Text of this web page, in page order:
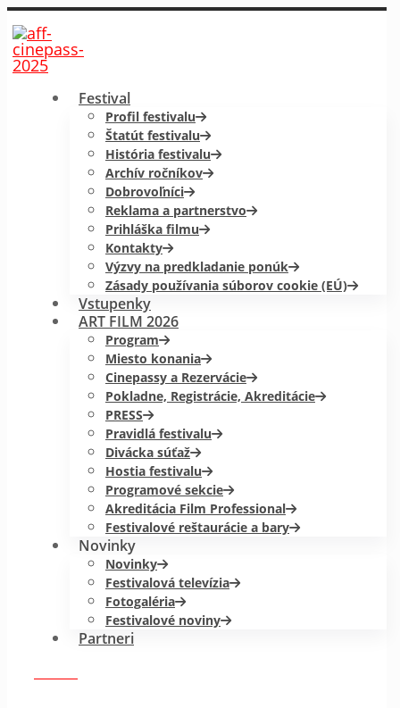
Festival
Profil festivalu
Štatút festivalu
História festivalu
Archív ročníkov
Dobrovoľníci
Reklama a partnerstvo
Prihláška filmu
Kontakty
Výzvy na predkladanie ponúk
Zásady používania súborov cookie (EÚ)
Vstupenky
ART FILM 2026
Program
Miesto konania
Cinepassy a Rezervácie
Pokladne, Registrácie, Akreditácie
PRESS
Pravidlá festivalu
Divácka súťaž
Hostia festivalu
Programové sekcie
Akreditácia Film Professional
Festivalové reštaurácie a bary
Novinky
Novinky
Festivalová televízia
Fotogaléria
Festivalové noviny
Partneri